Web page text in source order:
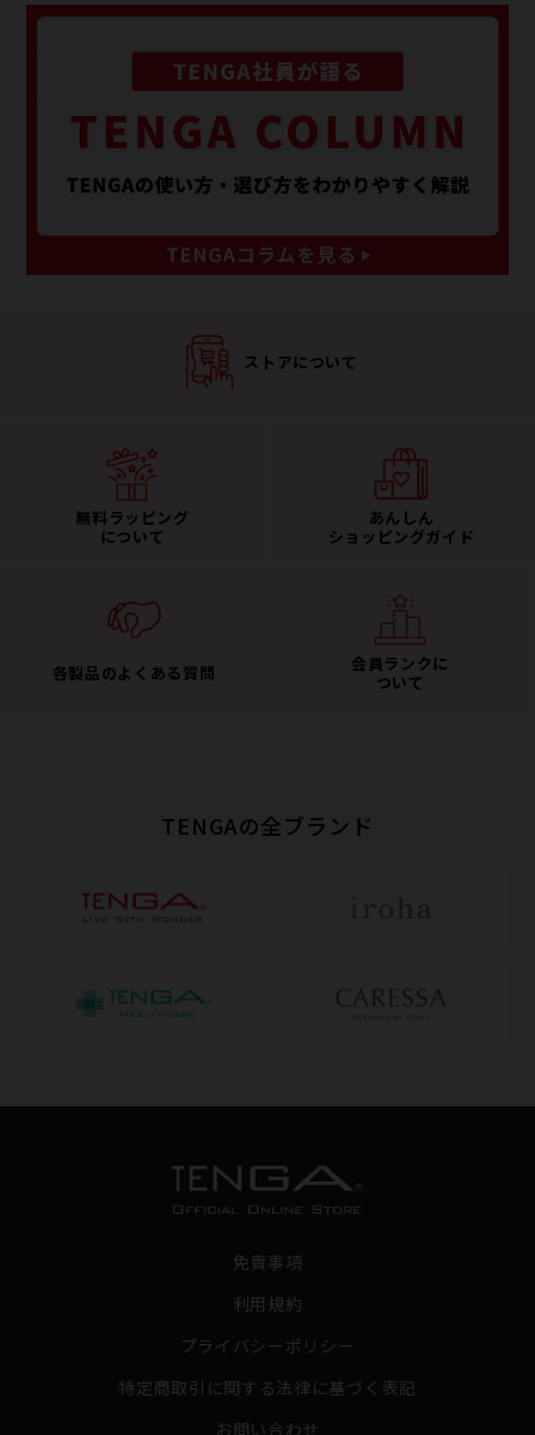
ストアについて
無料ラッピング
について
あんしん
ショッピングガイド
各製品のよくある質問
会員ランクに
ついて
TENGAの全ブランド
免責事項
利用規約
プライバシーポリシー
特定商取引に関する法律に基づく表記
お問い合わせ